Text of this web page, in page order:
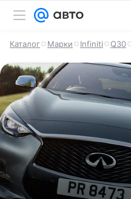
Каталог Марки Infiniti Q30